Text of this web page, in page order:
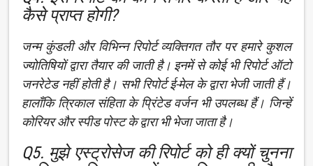
कैसे प्राप्त होगी?
जन्म कुंडली और विभिन्न रिपोर्ट व्यक्तिगत तौर पर हमारे कुशल
ज्योतिषियों द्वारा तैयार की जाती है। इनमें से कोई भी रिपोर्ट ऑटो
जनरेटेड नहीं होती है। सभी रिपोर्ट ई-मेल के द्वारा भेजी जाती हैं।
हालाँकि त्रिकाल संहिता के प्रिंटेड वर्जन भी उपलब्ध हैं। जिन्हें
कोरियर और स्पीड पोस्ट के द्वारा भी भेजा जाता है।
Q5. मुझे एस्ट्रोसेज की रिपोर्ट को ही क्यों चुनना